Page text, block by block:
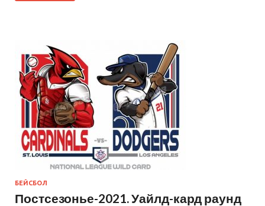
БЕЙСБОЛ
Постсезонье-2021. Уайлд-кард раунд